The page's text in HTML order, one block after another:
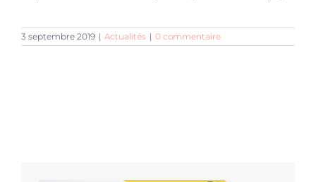
3 septembre 2019 | Actualités | 0 commentaire